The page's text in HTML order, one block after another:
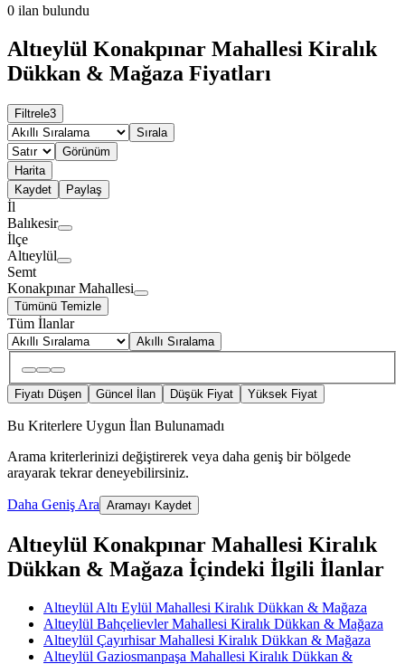
0 ilan bulundu
Altıeylül Konakpınar Mahallesi Kiralık
Dükkan & Mağaza Fiyatları
Filtrele3
Sırala
Görünüm
Harita
Kaydet
Paylaş
İl
Balıkesir
İlçe
Altıeylül
Semt
Konakpınar Mahallesi
Tümünü Temizle
Tüm İlanlar
Akıllı Sıralama
Fiyatı Düşen Güncel İlan Düşük Fiyat Yüksek Fiyat
Bu Kriterlere Uygun İlan Bulunamadı
Arama kriterlerinizi değiştirerek veya daha geniş bir bölgede
arayarak tekrar deneyebilirsiniz.
Daha Geniş Ara Aramayı Kaydet
Altıeylül Konakpınar Mahallesi Kiralık
Dükkan & Mağaza İçindeki İlgili İlanlar
Altıeylül Altı Eylül Mahallesi Kiralık Dükkan & Mağaza
Altıeylül Bahçelievler Mahallesi Kiralık Dükkan & Mağaza
Altıeylül Çayırhisar Mahallesi Kiralık Dükkan & Mağaza
Altıeylül Gaziosmanpaşa Mahallesi Kiralık Dükkan &